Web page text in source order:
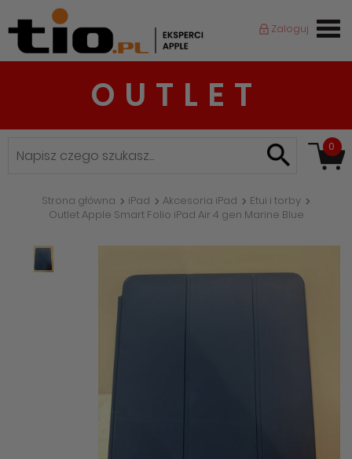
OUTLET
Zaloguj
0
Strona główna iPad Akcesoria iPad
Etui i torby
Outlet Apple Smart Folio iPad Air 4 gen Marine Blue